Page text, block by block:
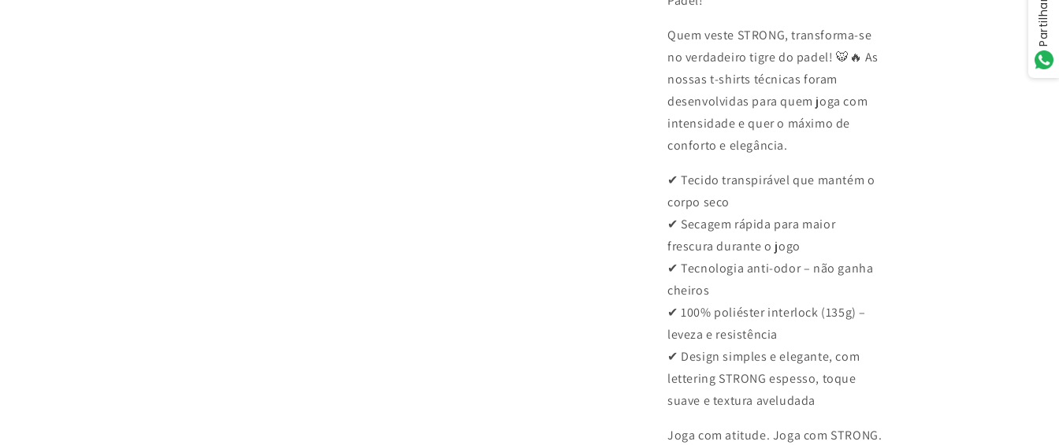
Quem veste STRONG, transforma-se
no verdadeiro tigre do padel! 🐯🔥 As
nossas t-shirts técnicas foram
desenvolvidas para quem joga com
intensidade e quer o máximo de
conforto e elegância.
✔ Tecido transpirável que mantém o
corpo seco
✔ Secagem rápida para maior
frescura durante o jogo
✔ Tecnologia anti-odor – não ganha
cheiros
✔ 100% poliéster interlock (135g) –
leveza e resistência
✔ Design simples e elegante, com
lettering STRONG espesso, toque
suave e textura aveludada
Joga com atitude. Joga com STRONG.
Partilhar